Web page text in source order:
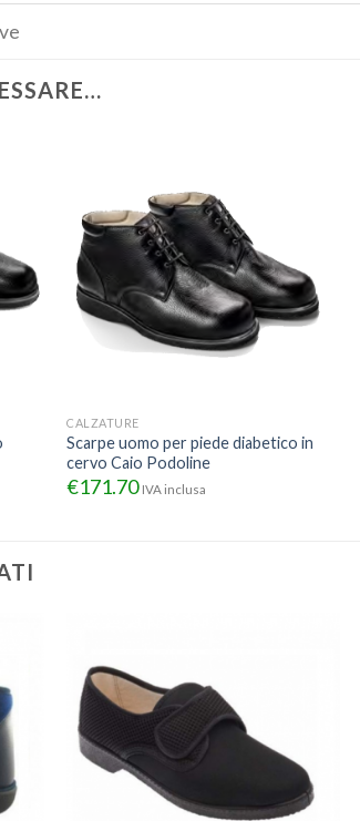
CALZATURE
Scarpe uomo per piede diabetico in
cervo Caio Podoline
€171.70 IVA inclusa